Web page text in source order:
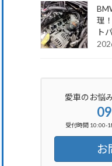
理
ト
愛車のお悩
受付時間 10:00-
お